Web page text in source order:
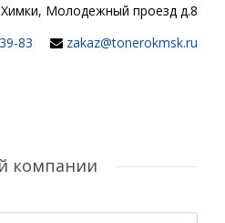
Химки, Молодежный проезд д.8
83
zakaz@tonerokmsk.ru
компании